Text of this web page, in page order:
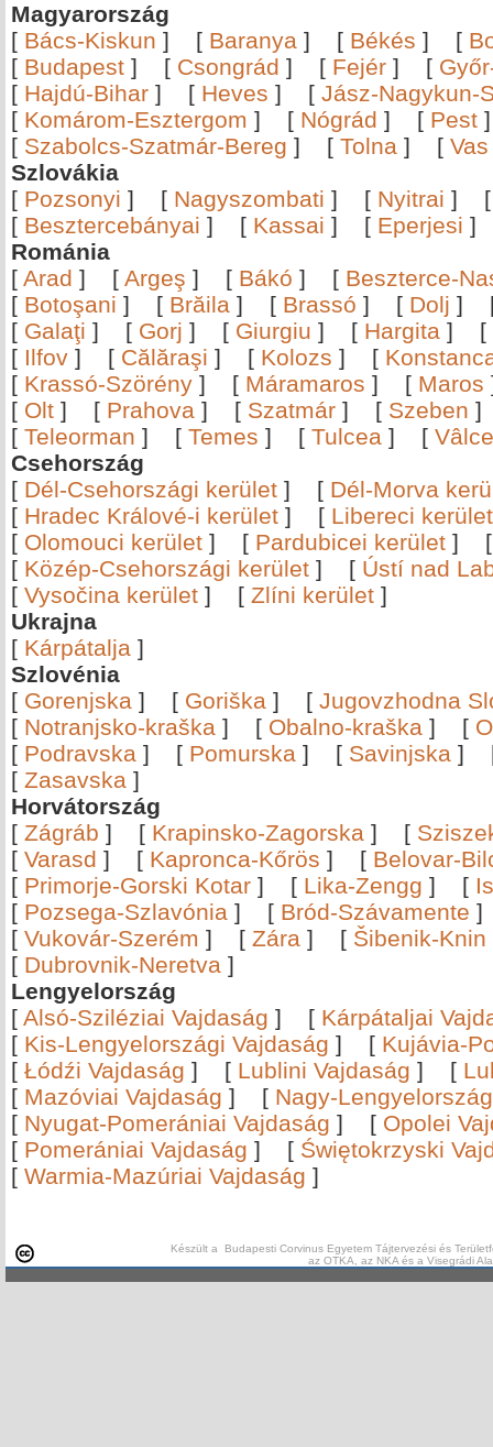
Magyarország
[ Bács-Kiskun ] [ Baranya ] [ Békés ] [
[ Budapest ] [ Csongrád ] [ Fejér ] [
[ Hajdú-Bihar ] [ Heves ] [ Jász-Nagykun-
[ Komárom-Esztergom ] [ Nógrád ] [ Pest
[ Szabolcs-Szatmár-Bereg ] [ Tolna ] [ Vas
Szlovákia
[ Pozsonyi ] [ Nagyszombati ] [ Nyitrai ]
[ Besztercebányai ] [ Kassai ] [ Eperjesi
Románia
[ Arad ] [ Argeş ] [ Bákó ] [ Beszterce-
[ Botoşani ] [ Brăila ] [ Brassó ] [ Dolj ]
[ Galaţi ] [ Gorj ] [ Giurgiu ] [ Hargita ]
[
[ Ilfov ] [ Călăraşi ] [ Kolozs ] [
[ Krassó-Szörény ] [ Máramaros ] [ Maros
[ Olt ] [ Prahova ] [ Szatmár ] [ Szeben
[ Teleorman ] [ Temes ] [ Tulcea ] [
Csehország
[ Dél-Csehországi kerület ] [ Dél-Morva
[ Hradec Králové-i kerület ] [ Libereci kerület
[ Olomouci kerület ] [ Pardubicei kerület ]
[ Közép-Csehországi kerület ] [ Ústí nad
[ Vysočina kerület ] [ Zlíni kerület ]
Ukrajna
[ Kárpátalja ]
Szlovénia
[ Gorenjska ] [ Goriška ] [ Jugovzhodna
[ Notranjsko-kraška ] [ Obalno-kraška ] [
[ Podravska ] [ Pomurska ] [ Savinjska ]
[ Zasavska ]
Horvátország
[ Zágráb ] [ Krapinsko-Zagorska ] [
[ Varasd ] [ Kapronca-Kőrös ] [ Belovar-
[ Primorje-Gorski Kotar ] [ Lika-Zengg ] [
[ Pozsega-Szlavónia ] [ Bród-Szávamente
[ Vukovár-Szerém ] [ Zára ] [ Šibenik-Knin
[ Dubrovnik-Neretva ]
Lengyelország
[ Alsó-Sziléziai Vajdaság ] [ Kárpátaljai
[ Kis-Lengyelországi Vajdaság ] [ Kujávia-
[ Łódźi Vajdaság ] [ Lublini Vajdaság ] [
[ Mazóviai Vajdaság ] [ Nagy-
[ Nyugat-Pomerániai Vajdaság ] [ Opolei
[ Pomerániai Vajdaság ] [ Świętokrzyski
[ Warmia-Mazúriai Vajdaság ]
Készült a Budapesti Corvinus Egyetem Tájtervezési és
az OTKA, az NKA és a Visegrádi